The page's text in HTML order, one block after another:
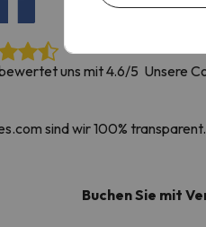
uns mit 4.6/5 Unsere
sind wir 100%
Buchen Sie mit